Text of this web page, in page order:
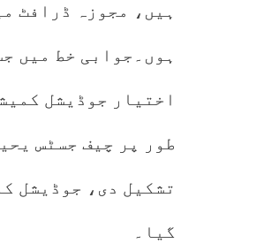
ہیں، مجوزہ ڈرافٹ
ہوں۔جوابی خط میں
طور پر چیف جسٹس
تشکیل دی، جوڈیشل
گیا۔